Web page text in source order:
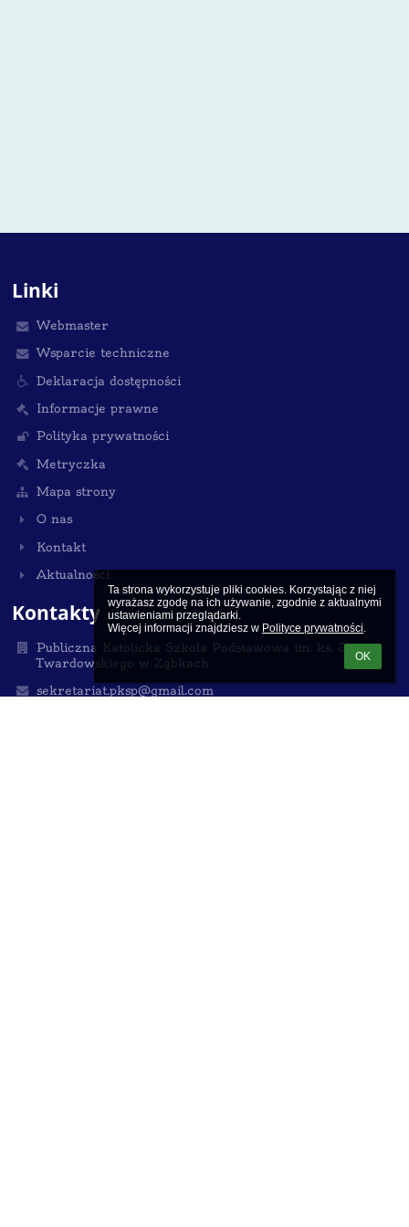
Ta strona wykorzystuje pliki cookies. Korzystając z niej
wyrażasz zgodę na ich używanie, zgodnie z aktualnymi
ustawieniami przeglądarki.
Więcej informacji znajdziesz w Polityce prywatności.
OK
Linki
Webmaster
Wsparcie techniczne
Deklaracja dostępności
Informacje prawne
Polityka prywatności
Metryczka
Mapa strony
O nas
Kontakt
Aktualności
Kontakty
Publiczna Katolicka Szkoła Podstawowa im. ks. Jana
Twardowskiego w Ząbkach
sekretariat.pksp@gmail.com